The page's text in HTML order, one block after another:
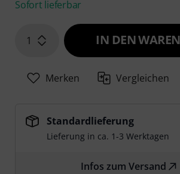
Sofort lieferbar
1 IN DEN
Merken Vergleichen
Standardlieferung
Lieferung in ca. 1-3 Werktagen
Infos zum Versand